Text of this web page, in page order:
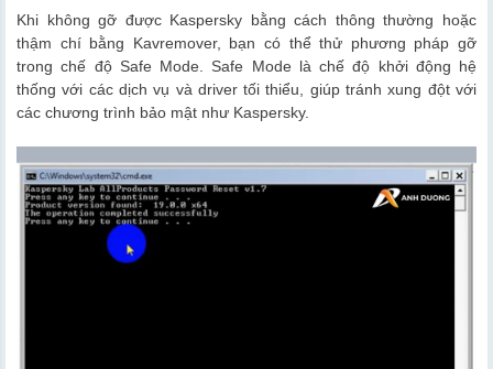
Khi không gỡ được Kaspersky bằng cách thông thường hoặc
thậm chí bằng Kavremover, bạn có thể thử phương pháp gỡ
trong chế độ Safe Mode. Safe Mode là chế độ khởi động hệ
thống với các dịch vụ và driver tối thiểu, giúp tránh xung đột với
các chương trình bảo mật như Kaspersky.